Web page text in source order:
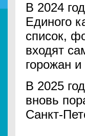
В 2024
Единого
список,
входят
горожан и
В 2025
вновь
Санкт-